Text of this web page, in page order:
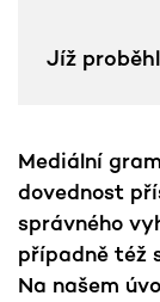
Mediální
dovednost
správného
případně též
Na našem
Jíž